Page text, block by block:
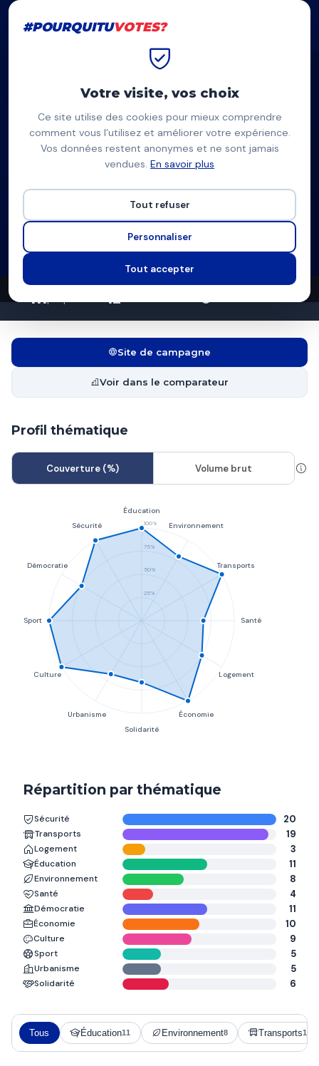
#POURQUITUVOTES?
JB
Julien Bony
Ferrand
Liste d'union à droite
111 12 6
Site de campagne
Voir dans le comparateur
Profil thématique
Couverture (%) Volume brut
Répartition par thématique
Sécurité 20
Transports 19
Logement 3
Éducation 11
Environnement 8
Santé 4
Démocratie 11
Économie 10
Culture 9
Sport 5
Urbanisme 5
Solidarité 6
Tous Éducation11 Environnement8 Transports19
#POURQUITUVOTES?
Votre visite, vos choix
Ce site utilise des cookies pour mieux comprendre
comment vous l’utilisez et améliorer votre expérience.
Vos données restent anonymes et ne sont jamais
vendues. En savoir plus
Tout refuser
Personnaliser
Tout accepter